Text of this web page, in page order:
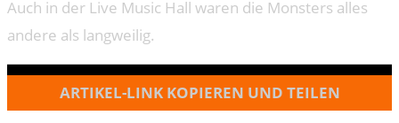
Auch in der Live Music Hall waren die Monsters alles
andere als langweilig.
ARTIKEL-LINK KOPIEREN UND TEILEN